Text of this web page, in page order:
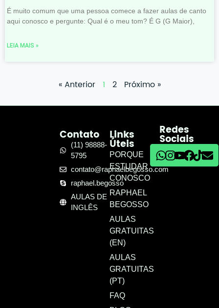
É muito comum que uma pessoa comece a fazer aulas de canto
aqui conosco e pergunte: Qual é o meu tom? É G (G Maior),
LEIA MAIS »
« Anterior 1 2 Próximo »
Contato
(11) 98888-
5795
contato@raphaelbegosso.com
raphael.begosso
AULAS DE
INGLÊS
Links
Úteis
PORQUE
ESTUDAR
CONOSCO
RAPHAEL
BEGOSSO
AULAS
GRATUITAS
(EN)
AULAS
GRATUITAS
(PT)
FAQ
Redes
Sociais